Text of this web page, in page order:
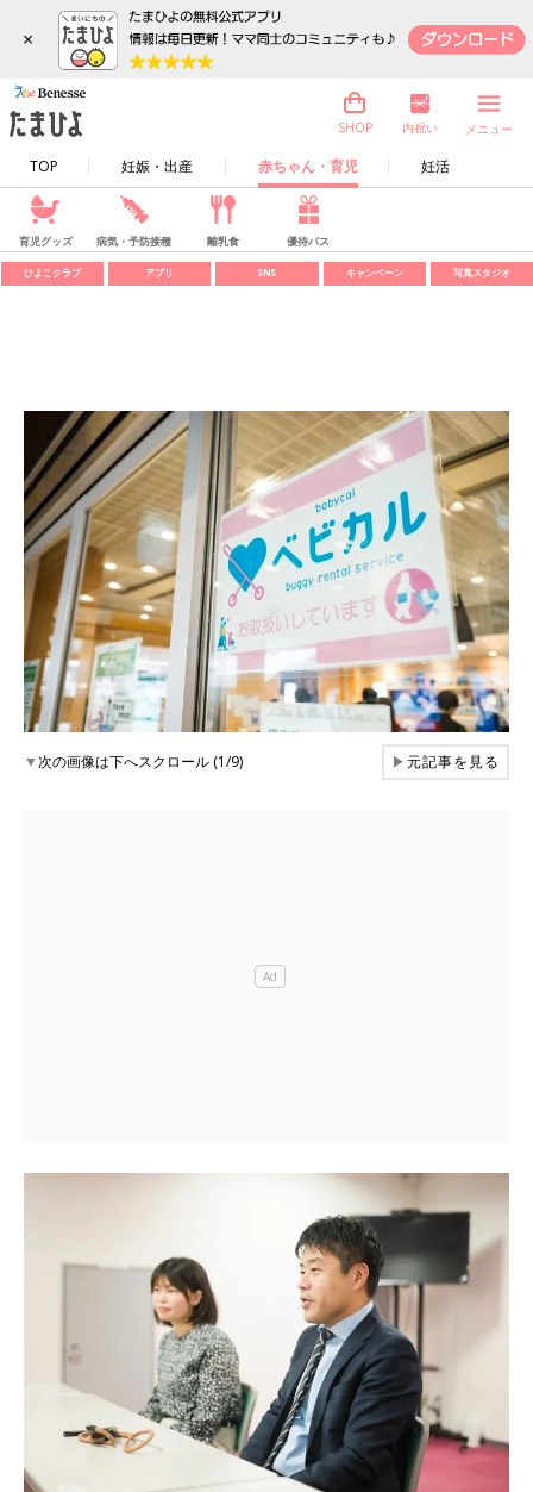
×
TOP 妊娠・出産 赤ちゃん・育児 妊活
SHOP 内祝い メニュー
育児グッズ 病気・予防接種 離乳食 優待パス
ひよこクラブ アプリ SNS キャンペーン 写真スタジオ
▼次の画像は下へスクロール (1/9) ▶元記事を見る